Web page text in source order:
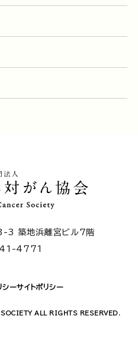
3 築地浜離宮ビル7階
4771
シーサイトポリシー
ALL RIGHTS RESERVED.